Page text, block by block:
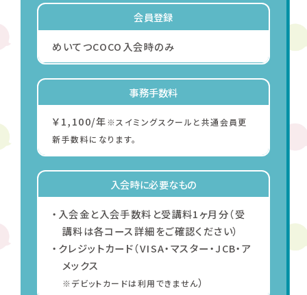
会員登録
めいてつCOCO入会時のみ
事務手数料
￥1,100/年※スイミングスクールと共通会員更
新⼿数料になります。
入会時に必要なもの
・入会金と入会手数料と受講料1ヶ月分（受
講料は各コース詳細をご確認ください）
・クレジットカード（VISA・マスター・JCB・ア
メックス
※デビットカードは利用できません）